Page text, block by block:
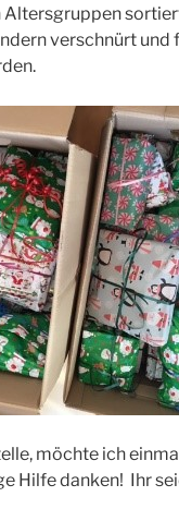
Altersgruppen
verschnürt und
möchte ich
Hilfe danken! Ihr